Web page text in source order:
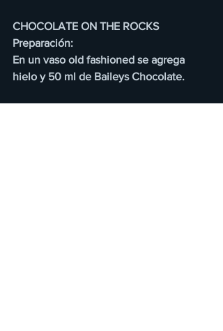
CHOCOLATE ON THE ROCKS
Preparación:
En un vaso old fashioned se agrega
hielo y 50 ml de Baileys Chocolate.